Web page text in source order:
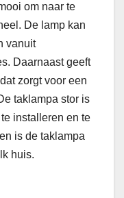
om naar te
De lamp kan
vanuit
Daarnaast geeft
zorgt voor een
taklampa stor is
installeren en te
is de taklampa
huis.